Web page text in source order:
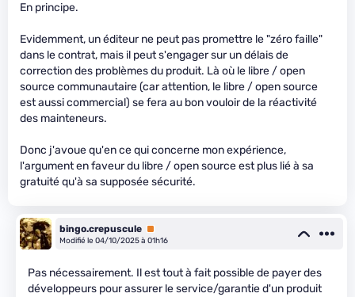
En principe.
Evidemment, un éditeur ne peut pas promettre le "zéro faille"
dans le contrat, mais il peut s'engager sur un délais de
correction des problèmes du produit. Là où le libre / open
source communautaire (car attention, le libre / open source
est aussi commercial) se fera au bon vouloir de la réactivité
des mainteneurs.
Donc j'avoue qu'en ce qui concerne mon expérience,
l'argument en faveur du libre / open source est plus lié à sa
gratuité qu'à sa supposée sécurité.
bingo.crepuscule Premium
Modifié le 04/10/2025 à 01h16
Pas nécessairement. Il est tout à fait possible de payer des
développeurs pour assurer le service/garantie d'un produit